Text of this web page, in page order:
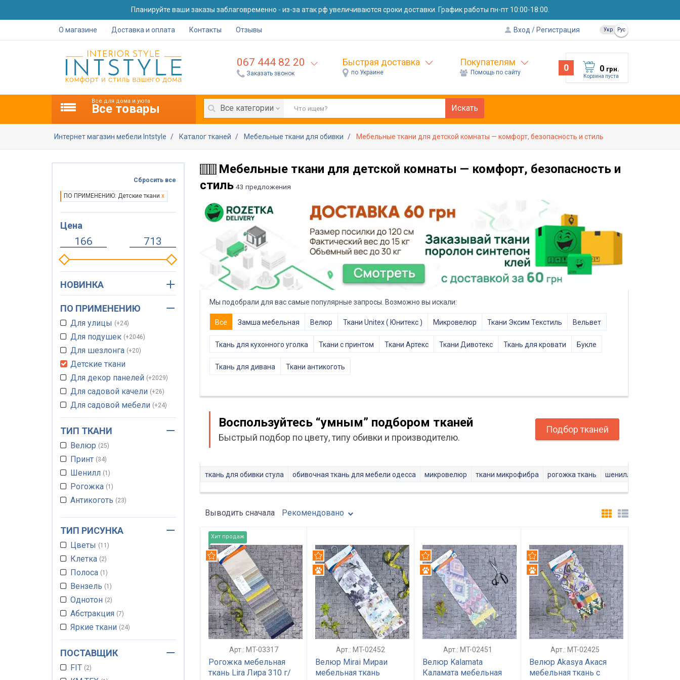
Планируйте ваши заказы заблаговременно - из-за атак рф увеличиваются сроки доставки. График работы пн-пт 10:00-18:00.
О магазине Доставка и оплата Контакты Отзывы Вход Регистрация Укр Рус
067 444 82 20
Заказать звонок
Быстрая доставка
по Украине
Покупателям
Помощь по сайту 0 0 грн.
Корзина пуста
Все для дома и уюта
Все товары Все категории Искать
Интернет магазин мебели Intstyle Каталог тканей Мебельные ткани для обивки Мебельные ткани для детской комнаты — комфорт, безопасность и стиль
Мебельные ткани для детской комнаты — комфорт, безопасность и
стиль 43 предложения
Мы подобрали для вас самые популярные запросы. Возможно вы искали:
Все Замша мебельная Велюр Ткани Unitex ( Юнитекс ) Микровелюр Ткани Эксим Текстиль Вельвет
Ткань для кухонного уголка Ткани с принтом Ткани Артекс Ткани Дивотекс Ткань для кровати Букле
Ткань для дивана Ткани антикоготь
Воспользуйтесь “умным” подбором тканей
Быстрый подбор по цвету, типу обивки и производителю.
Подбор тканей
ткань для обивки стула обивочная ткань для мебели одесса микровелюр ткани микрофибра рогожка ткань шенилл ткань
Выводить сначала Рекомендовано
Хит продаж
Арт.: MT-03317
Рогожка мебельная
ткань Lira Лира 310 г/
Рекомендуем
Арт.: MT-02452
Велюр Mirai Мираи
мебельная ткань
Рекомендуем
Антикоготь
Арт.: MT-02451
Велюр Kalamata
Каламата мебельная
Рекомендуем
Антикоготь
Арт.: MT-02425
Велюр Akasya Акася
мебельная ткань с
Рекомендуем
Антикоготь
Сбросить все
ПО ПРИМЕНЕНИЮ: Детские ткани x
Цена
НОВИНКА
ПО ПРИМЕНЕНИЮ
Для улицы +24
Для подушек +2046
Для шезлонга +20
Детские ткани
Для декор панелей +2029
Для садовой качели +26
Для садовой мебели +24
Для кухонного уголка
+2045
Для перетяжки дивана
+2047
Для перетяжки кресел
+2047
Для перетяжки кровати
Для перетяжки стульев
Ткань для мебельных
чехлов +2060
ТИП ТКАНИ
Велюр 25
Принт 34
Шенилл 1
Рогожка 1
Антикоготь 23
ТИП РИСУНКА
Цветы 11
Клетка 2
Полоса 1
Вензель 1
Однотон 2
Абстракция 7
Яркие ткани 24
Тематический 21
ПОСТАВЩИК
FIT 2